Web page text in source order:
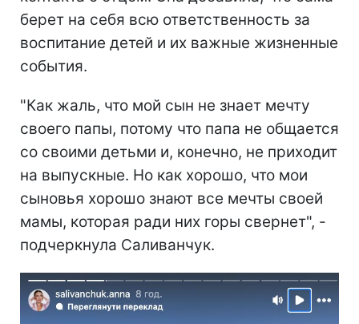
берет на себя всю ответственность за
воспитание детей и их важные жизненные
события.
"Как жаль, что мой сын не знает мечту
своего папы, потому что папа не общается
со своими детьми и, конечно, не приходит
на выпускные. Но как хорошо, что мои
сыновья хорошо знают все мечты своей
мамы, которая ради них горы свернет", -
подчеркнула Саливанчук.